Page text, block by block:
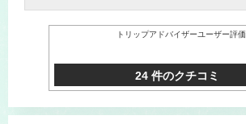
トリップアドバイザーユーザー評価
24 件のクチコミ